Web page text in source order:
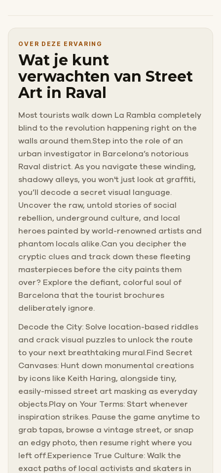
OVER DEZE ERVARING
Wat je kunt
verwachten van Street
Art in Raval
Most tourists walk down La Rambla completely
blind to the revolution happening right on the
walls around them.Step into the role of an
urban investigator in Barcelona’s notorious
Raval district. As you navigate these winding,
shadowy alleys, you won't just look at graffiti,
you’ll decode a secret visual language.
Uncover the raw, untold stories of social
rebellion, underground culture, and local
heroes painted by world-renowned artists and
phantom locals alike.Can you decipher the
cryptic clues and track down these fleeting
masterpieces before the city paints them
over? Explore the defiant, colorful soul of
Barcelona that the tourist brochures
deliberately ignore.
Decode the City: Solve location-based riddles
and crack visual puzzles to unlock the route
to your next breathtaking mural.Find Secret
Canvases: Hunt down monumental creations
by icons like Keith Haring, alongside tiny,
easily-missed street art masking as everyday
objects.Play on Your Terms: Start whenever
inspiration strikes. Pause the game anytime to
grab tapas, browse a vintage street, or snap
an edgy photo, then resume right where you
left off.Experience True Culture: Walk the
exact paths of local activists and skaters in